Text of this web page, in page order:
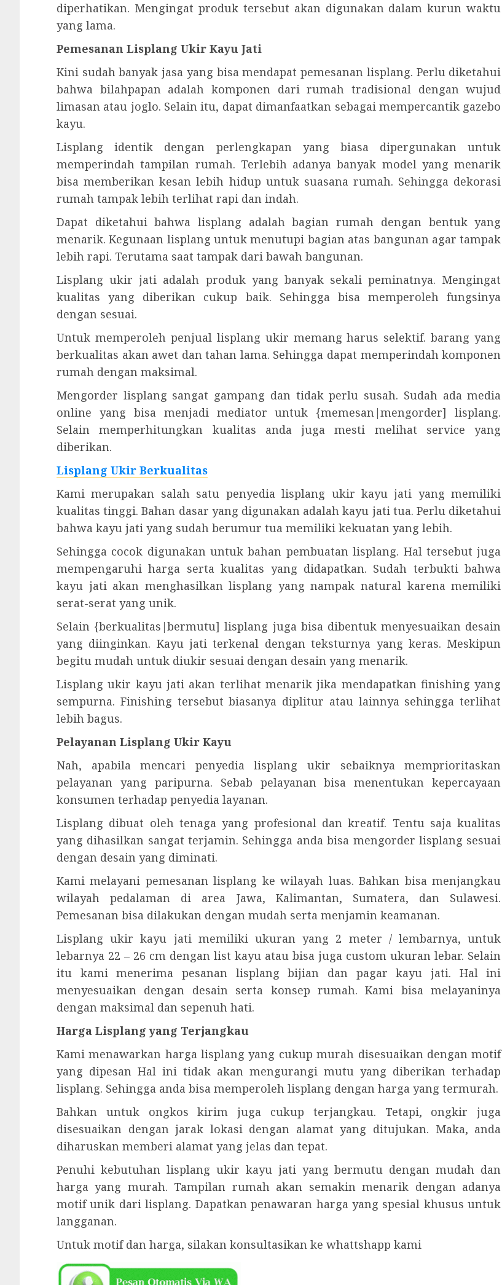
diperhatikan. Mengingat produk tersebut akan digunakan dalam kurun waktu
yang lama.
Pemesanan Lisplang Ukir Kayu Jati
Kini sudah banyak jasa yang bisa mendapat pemesanan lisplang. Perlu diketahui
bahwa bilahpapan adalah komponen dari rumah tradisional dengan wujud
limasan atau joglo. Selain itu, dapat dimanfaatkan sebagai mempercantik gazebo
kayu.
Lisplang identik dengan perlengkapan yang biasa dipergunakan untuk
memperindah tampilan rumah. Terlebih adanya banyak model yang menarik
bisa memberikan kesan lebih hidup untuk suasana rumah. Sehingga dekorasi
rumah tampak lebih terlihat rapi dan indah.
Dapat diketahui bahwa lisplang adalah bagian rumah dengan bentuk yang
menarik. Kegunaan lisplang untuk menutupi bagian atas bangunan agar tampak
lebih rapi. Terutama saat tampak dari bawah bangunan.
Lisplang ukir jati adalah produk yang banyak sekali peminatnya. Mengingat
kualitas yang diberikan cukup baik. Sehingga bisa memperoleh fungsinya
dengan sesuai.
Untuk memperoleh penjual lisplang ukir memang harus selektif. barang yang
berkualitas akan awet dan tahan lama. Sehingga dapat memperindah komponen
rumah dengan maksimal.
Mengorder lisplang sangat gampang dan tidak perlu susah. Sudah ada media
online yang bisa menjadi mediator untuk {memesan|mengorder] lisplang.
Selain memperhitungkan kualitas anda juga mesti melihat service yang
diberikan.
Lisplang Ukir Berkualitas
Kami merupakan salah satu penyedia lisplang ukir kayu jati yang memiliki
kualitas tinggi. Bahan dasar yang digunakan adalah kayu jati tua. Perlu diketahui
bahwa kayu jati yang sudah berumur tua memiliki kekuatan yang lebih.
Sehingga cocok digunakan untuk bahan pembuatan lisplang. Hal tersebut juga
mempengaruhi harga serta kualitas yang didapatkan. Sudah terbukti bahwa
kayu jati akan menghasilkan lisplang yang nampak natural karena memiliki
serat-serat yang unik.
Selain {berkualitas|bermutu] lisplang juga bisa dibentuk menyesuaikan desain
yang diinginkan. Kayu jati terkenal dengan teksturnya yang keras. Meskipun
begitu mudah untuk diukir sesuai dengan desain yang menarik.
Lisplang ukir kayu jati akan terlihat menarik jika mendapatkan finishing yang
sempurna. Finishing tersebut biasanya diplitur atau lainnya sehingga terlihat
lebih bagus.
Pelayanan Lisplang Ukir Kayu
Nah, apabila mencari penyedia lisplang ukir sebaiknya memprioritaskan
pelayanan yang paripurna. Sebab pelayanan bisa menentukan kepercayaan
konsumen terhadap penyedia layanan.
Lisplang dibuat oleh tenaga yang profesional dan kreatif. Tentu saja kualitas
yang dihasilkan sangat terjamin. Sehingga anda bisa mengorder lisplang sesuai
dengan desain yang diminati.
Kami melayani pemesanan lisplang ke wilayah luas. Bahkan bisa menjangkau
wilayah pedalaman di area Jawa, Kalimantan, Sumatera, dan Sulawesi.
Pemesanan bisa dilakukan dengan mudah serta menjamin keamanan.
Lisplang ukir kayu jati memiliki ukuran yang 2 meter / lembarnya, untuk
lebarnya 22 – 26 cm dengan list kayu atau bisa juga custom ukuran lebar. Selain
itu kami menerima pesanan lisplang bijian dan pagar kayu jati. Hal ini
menyesuaikan dengan desain serta konsep rumah. Kami bisa melayaninya
dengan maksimal dan sepenuh hati.
Harga Lisplang yang Terjangkau
Kami menawarkan harga lisplang yang cukup murah disesuaikan dengan motif
yang dipesan Hal ini tidak akan mengurangi mutu yang diberikan terhadap
lisplang. Sehingga anda bisa memperoleh lisplang dengan harga yang termurah.
Bahkan untuk ongkos kirim juga cukup terjangkau. Tetapi, ongkir juga
disesuaikan dengan jarak lokasi dengan alamat yang ditujukan. Maka, anda
diharuskan memberi alamat yang jelas dan tepat.
Penuhi kebutuhan lisplang ukir kayu jati yang bermutu dengan mudah dan
harga yang murah. Tampilan rumah akan semakin menarik dengan adanya
motif unik dari lisplang. Dapatkan penawaran harga yang spesial khusus untuk
langganan.
Untuk motif dan harga, silakan konsultasikan ke whattshapp kami